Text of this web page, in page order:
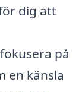
dig att
på
en känsla